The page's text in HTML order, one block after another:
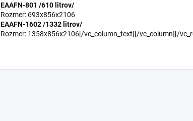
EAAFN-801 /610 litrov/
Rozmer: 693x856x2106
EAAFN-1602 /1332 litrov/
Rozmer: 1358x856x2106[/vc_column_text][/vc_column][/